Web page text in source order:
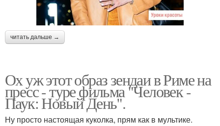
читать дальше →
Ох уж этот образ зендаи в Риме на
пресс - туре фильма "Человек -
Паук: Новый День".
Ну просто настоящая куколка, прям как в мультике.